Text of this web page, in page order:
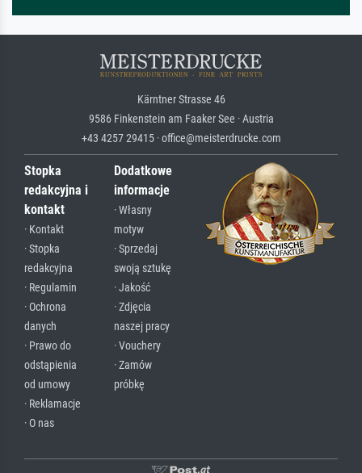
Kärntner Strasse 46
9586 Finkenstein am Faaker See · Austria
+43 4257 29415 · office@meisterdrucke.com
Stopka
redakcyjna i
kontakt
· Kontakt
· Stopka
redakcyjna
· Regulamin
· Ochrona
danych
· Prawo do
odstąpienia
od umowy
· Reklamacje
· O nas
Dodatkowe
informacje
· Własny
motyw
· Sprzedaj
swoją sztukę
· Jakość
· Zdjęcia
naszej pracy
· Vouchery
· Zamów
próbkę